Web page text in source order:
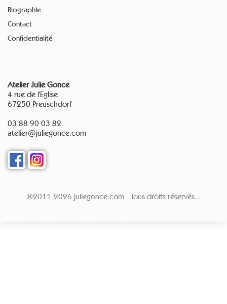
Biographie
Contact
Confidentialité
Atelier Julie Gonce
4 rue de l'Eglise
67250 Preuschdorf
03 88 90 03 82
atelier@juliegonce.com
®2011-2026 juliegonce.com - Tous droits réservés...